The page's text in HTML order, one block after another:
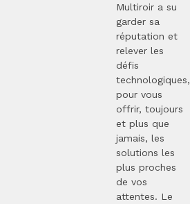
Multiroir a su
garder sa
réputation et
relever les
défis
technologiques,
pour vous
offrir, toujours
et plus que
jamais, les
solutions les
plus proches
de vos
attentes. Le